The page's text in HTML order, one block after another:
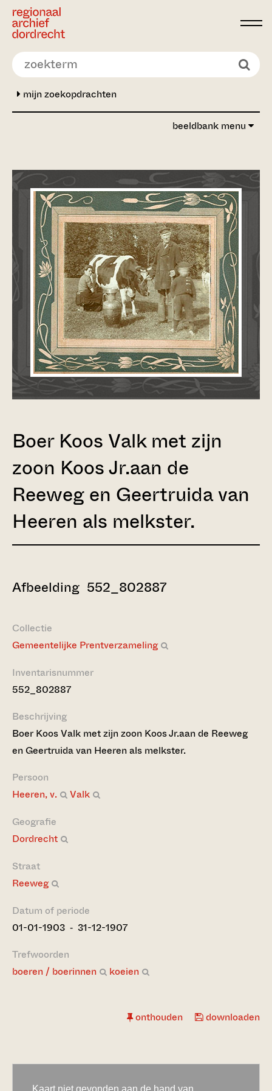
Ga direct naar de inhoud
mijn zoekopdrachten
beeldbank menu
Boer Koos Valk met zijn
zoon Koos Jr.aan de
Reeweg en Geertruida van
Heeren als melkster.
Afbeelding 552_802887
Collectie
Gemeentelijke Prentverzameling
Inventarisnummer
552_802887
Beschrijving
Boer Koos Valk met zijn zoon Koos Jr.aan de Reeweg
en Geertruida van Heeren als melkster.
Persoon
Heeren, v.
Valk
Geografie
Dordrecht
Straat
Reeweg
Datum of periode
01-01-1903 ‐ 31-12-1907
Trefwoorden
boeren / boerinnen
koeien
onthouden downloaden